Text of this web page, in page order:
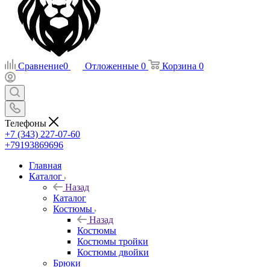
Сравнение0 Отложенные 0 Корзина 0
Телефоны
+7 (343) 227-07-60
+79193869696
Главная
Каталог
Назад
Каталог
Костюмы
Назад
Костюмы
Костюмы тройки
Костюмы двойки
Брюки